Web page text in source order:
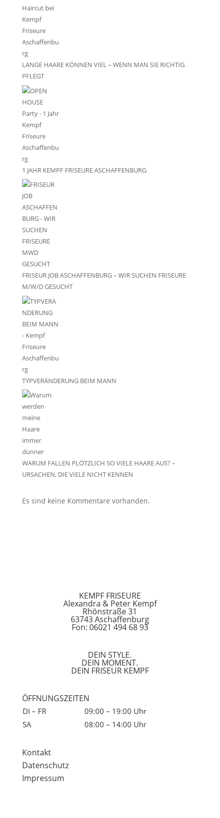
LANGE HAARE KÖNNEN VIEL – WENN MAN SIE RICHTIG
PFLEGT
1 JAHR KEMPF FRISEURE ASCHAFFENBURG
FRISEUR JOB ASCHAFFENBURG – WIR SUCHEN FRISEURE
M/W/D GESUCHT
TYPVERÄNDERUNG BEIM MANN
WARUM FALLEN PLÖTZLICH SO VIELE HAARE AUS? –
URSACHEN, DIE VIELE NICHT KENNEN
Es sind keine Kommentare vorhanden.
KEMPF FRISEURE
Alexandra & Peter Kempf
Rhönstraße 31
63743 Aschaffenburg
Fon: 06021 494 68 93
DEIN STYLE.
DEIN MOMENT.
DEIN FRISEUR KEMPF
ÖFFNUNGSZEITEN
DI – FR
09:00 – 19:00 Uhr
SA
08:00 – 14:00 Uhr
Kontakt
Datenschutz
Impressum